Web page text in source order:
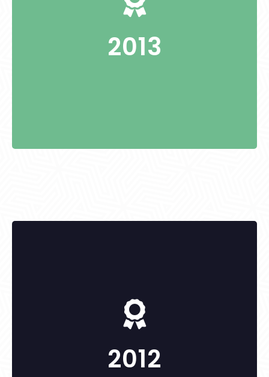
2013
Limbek Tamás
2012
-